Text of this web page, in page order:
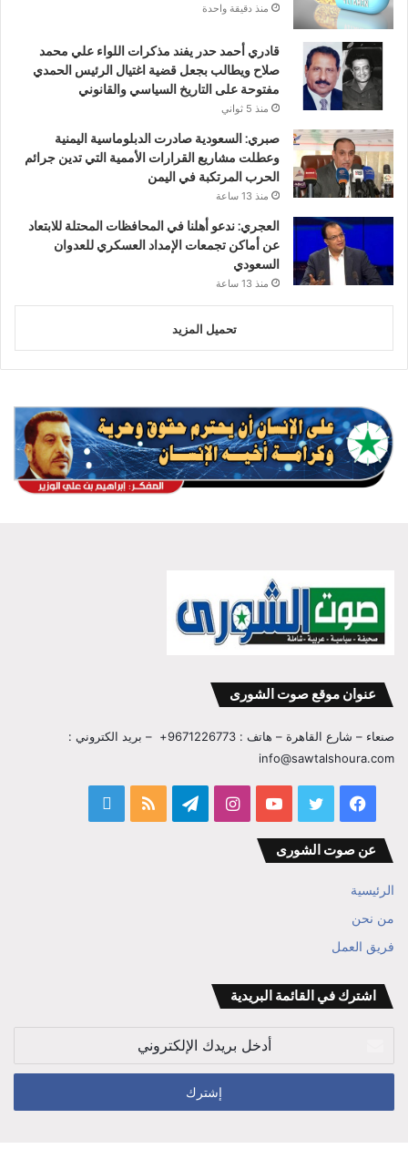
منذ دقيقة واحدة
قادري أحمد حدر يفند مذكرات اللواء علي محمد
صلاح ويطالب بجعل قضية اغتيال الرئيس الحمدي
مفتوحة على التاريخ السياسي والقانوني
منذ 5 ثواني
صبري: السعودية صادرت الدبلوماسية اليمنية
وعطلت مشاريع القرارات الأممية التي تدين جرائم
الحرب المرتكبة في اليمن
منذ 13 ساعة
العجري: ندعو أهلنا في المحافظات المحتلة للابتعاد
عن أماكن تجمعات الإمداد العسكري للعدوان
السعودي
منذ 13 ساعة
تحميل المزيد
عنوان موقع صوت الشورى
صنعاء – شارع القاهرة – هاتف : 9671226773+ – بريد الكتروني :
info@sawtalshoura.com
فيسبوك تويتر يوتيوب انستقرامتيلقرام ملخص
عن صوت الشورى
الرئيسية
من نحن
فريق العمل
اشترك في القائمة البريدية
الإلكتروني